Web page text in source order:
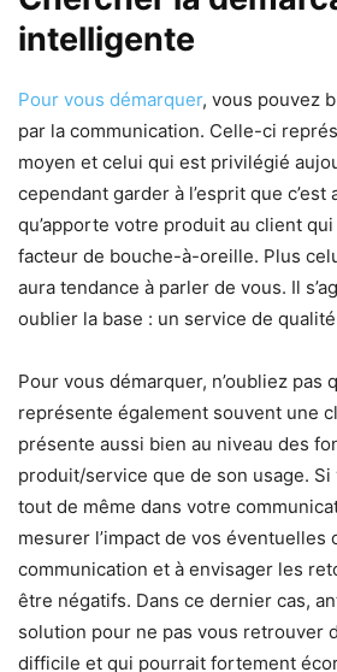
intelligente
Pour vous démarquer, vous pouvez
par la communication. Celle-ci
moyen et celui qui est privilégié
cependant garder à l’esprit que c’est
qu’apporte votre produit au client
facteur de bouche-à-oreille. Plus
aura tendance à parler de vous. Il
oublier la base : un service de
Pour vous démarquer, n’oubliez pas
représente également souvent une
présente aussi bien au niveau des
produit/service que de son usage. Si
tout de même dans votre
mesurer l’impact de vos éventuelles
communication et à envisager les
être négatifs. Dans ce dernier cas,
solution pour ne pas vous retrouver
difficile et qui pourrait fortement